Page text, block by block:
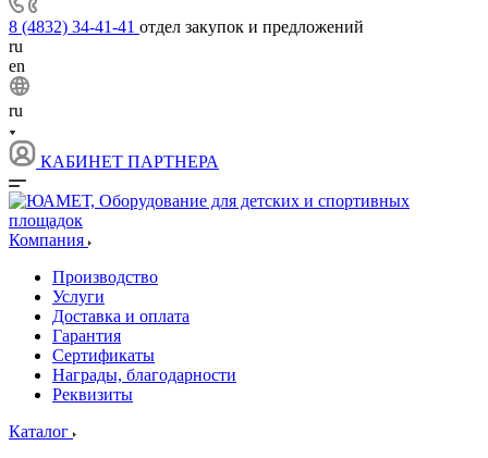
8 (4832) 34-41-41 отдел закупок и предложений
ru
en
ru
КАБИНЕТ ПАРТНЕРА
Компания
Производство
Услуги
Доставка и оплата
Гарантия
Сертификаты
Награды, благодарности
Реквизиты
Каталог